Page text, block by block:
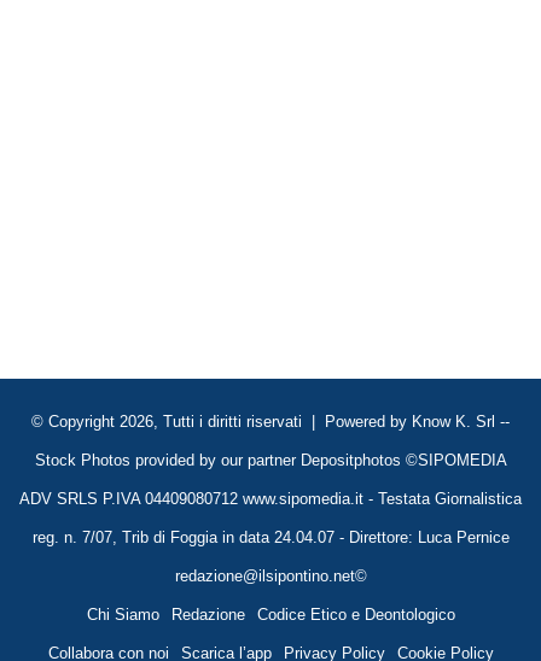
© Copyright 2026, Tutti i diritti riservati | Powered by Know K. Srl --
Stock Photos provided by our partner Depositphotos ©SIPOMEDIA
ADV SRLS P.IVA 04409080712 www.sipomedia.it - Testata Giornalistica
reg. n. 7/07, Trib di Foggia in data 24.04.07 - Direttore: Luca Pernice
redazione@ilsipontino.net©
Chi Siamo Redazione Codice Etico e Deontologico
Collabora con noi Scarica l’app Privacy Policy Cookie Policy